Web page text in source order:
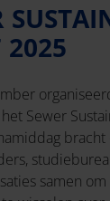
2025
Sewer
samen